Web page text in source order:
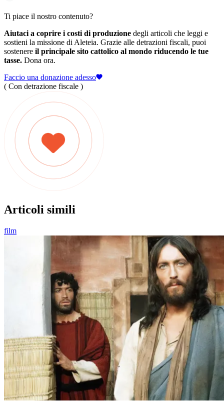
Ti piace il nostro contenuto?
Aiutaci a coprire i costi di produzione degli articoli che leggi e
sostieni la missione di Aleteia. Grazie alle detrazioni fiscali, puoi
sostenere il principale sito cattolico al mondo riducendo le tue
tasse. Dona ora.
Faccio una donazione adesso
( Con detrazione fiscale )
Articoli simili
film